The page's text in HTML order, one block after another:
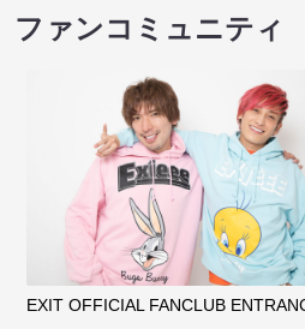
ファンコミュニティ
EXIT OFFICIAL FANCLUB